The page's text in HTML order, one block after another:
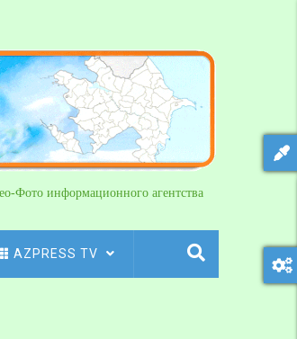
информационного агентства
AZPRESS TV